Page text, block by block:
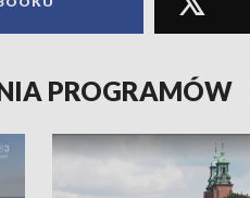
PROGRAMÓW